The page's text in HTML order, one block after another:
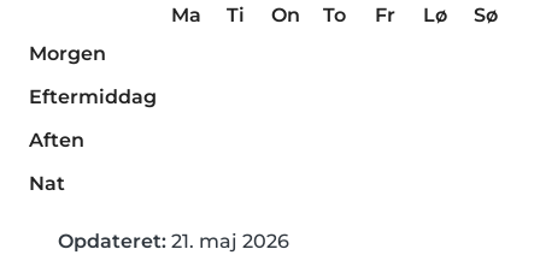
Ma Ti On To Fr Lø
Sø
Morgen
Eftermiddag
Aften
Nat
Opdateret: 21. maj 2026